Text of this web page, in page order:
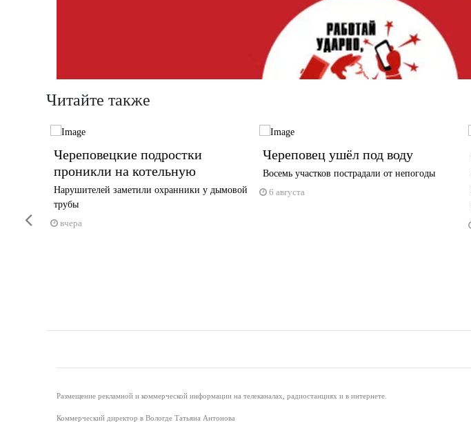
Читайте также
Череповецкие подростки
проникли на котельную
Нарушителей заметили охранники у дымовой
трубы
вчера
Череповец ушёл под воду
Восемь участков пострадали от непогоды
6 августа
Размещение рекламной и коммерческой информации на телеканалах, радиостанциях и в интернете.
Коммерческий директор в Вологде Татьяна Антонова